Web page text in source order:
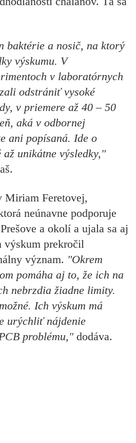
baktérie a nosič, na ktorý
výskumu. V
v laboratórnych
odstrániť vysoké
v priemere až 40 – 50
aká v odbornej
ani popísaná. Ide o
unikátne výsledky,"
Miriam Feretovej,
neúnavne podporuje
a okolí a ujala sa aj
výskum prekročil
význam. "Okrem
pomáha aj to, že ich na
nebrzdia žiadne limity.
Ich výskum má
urýchliť nájdenie
problému,"dodáva.